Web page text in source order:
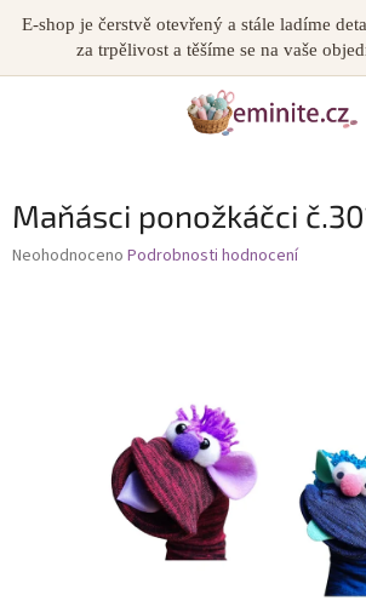
E-shop je čerstvě otevřený a stále ladíme
za trpělivost a těšíme se na vaše
Maňásci ponožkáčci
Průměrné
Neohodnoceno Podrobnosti hodnocení